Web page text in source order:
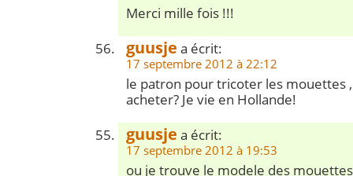
Merci mille fois !!!
guusje a écrit:
17 septembre 2012 à 22:12
le patron pour tricoter les mouettes
acheter? Je vie en Hollande!
guusje a écrit:
17 septembre 2012 à 19:53
ou je trouve le modele des